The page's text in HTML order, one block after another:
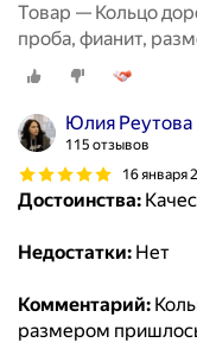
Товар — Кольцо
проба, фианит,
бесцветный
Юлия Реутова
115 отзывов
16 января
Достоинства:
Недостатки: Нет
Комментарий:
размером